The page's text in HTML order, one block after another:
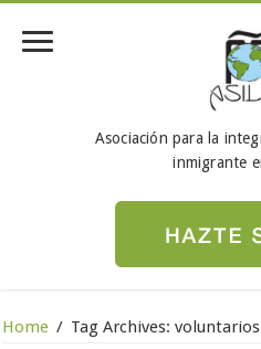
Asociación para la
inmigrante
Home / Tag Archives: